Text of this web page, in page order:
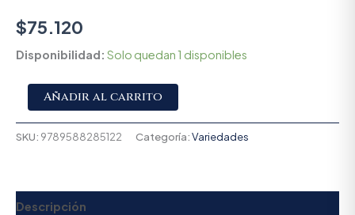
$75.120
Disponibilidad: Solo quedan 1 disponibles
Añadir al carrito
SKU: 9789588285122 Categoría:Variedades
Descripción